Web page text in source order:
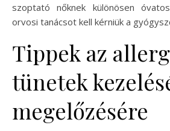
szoptató nőknek különösen
orvosi tanácsot kell kérniük a
Tippek az
tünetek
megelőzésére